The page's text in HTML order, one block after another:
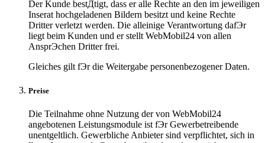
Der Kunde bestДtigt, dass er alle Rechte an den im jeweiligen
Inserat hochgeladenen Bildern besitzt und keine Rechte
Dritter verletzt werden. Die alleinige Verantwortung dafЭr
liegt beim Kunden und er stellt WebMobil24 von allen
AnsprЭchen Dritter frei.
Gleiches gilt fЭr die Weitergabe personenbezogener Daten.
Preise
Die Teilnahme ohne Nutzung der von WebMobil24
angebotenen Leistungsmodule ist fЭr Gewerbetreibende
unentgeltlich. Gewerbliche Anbieter sind verpflichtet, sich in